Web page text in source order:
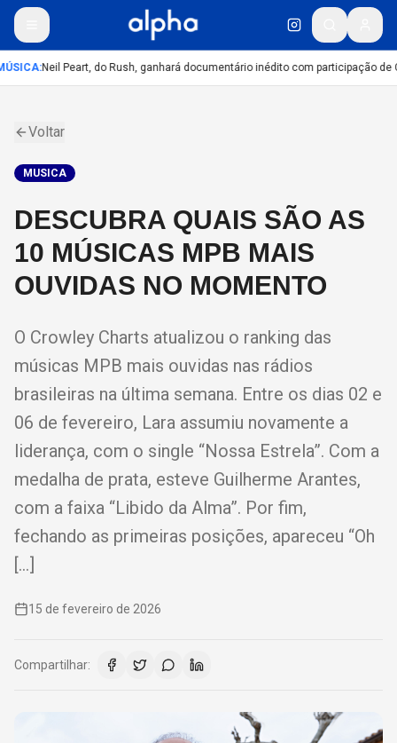
:Neil Peart, do Rush, ganhará documentário inédito com participação de
Voltar
MUSICA
DESCUBRA QUAIS SÃO AS
10 MÚSICAS MPB MAIS
OUVIDAS NO MOMENTO
O Crowley Charts atualizou o ranking das
músicas MPB mais ouvidas nas rádios
brasileiras na última semana. Entre os dias 02 e
06 de fevereiro, Lara assumiu novamente a
liderança, com o single “Nossa Estrela”. Com a
medalha de prata, esteve Guilherme Arantes,
com a faixa “Libido da Alma”. Por fim,
fechando as primeiras posições, apareceu “Oh
[…]
15 de fevereiro de 2026
Compartilhar: